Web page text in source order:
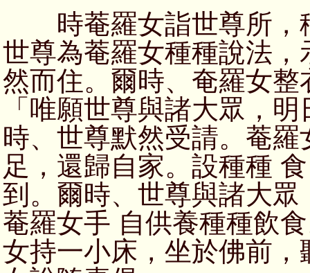
時菴羅女詣世尊所，
世尊為菴羅女種種說法
然而住。爾時、奄羅女
「唯願世尊與諸大眾，
時、世尊默然受請。菴
足，還歸自家。設種種
到。爾時、世尊與諸大
菴羅女手 自供養種種飲
女持一小床，坐於佛前